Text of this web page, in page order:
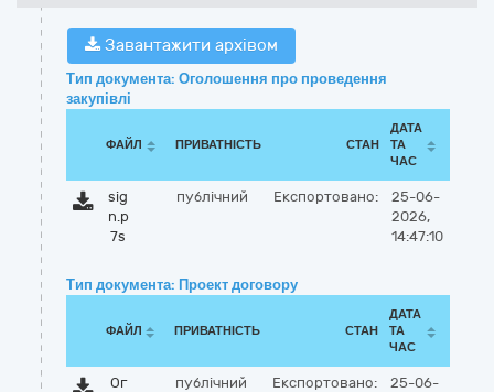
Завантажити архівом
Тип документа: Оголошення про проведення
закупівлі
ФАЙЛ ПРИВАТНІСТЬ СТАН
ДАТА
ТА
ЧАС
sig
n.p
7s
публічний Експортовано:
25-06-
2026,
14:47:10
Тип документа: Проект договору
ФАЙЛ ПРИВАТНІСТЬ СТАН
ДАТА
ТА
ЧАС
Ог
публічний Експортовано:
25-06-